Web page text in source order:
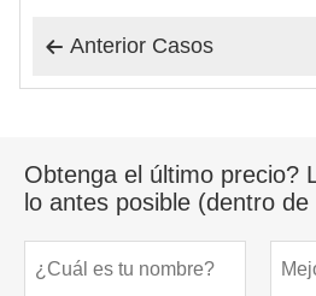
 Anterior Casos
Obtenga el último precio?
lo antes posible (dentro